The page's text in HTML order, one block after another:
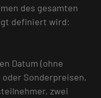
des gesamten
definiert wird:
Datum (ohne
Sonderpreisen,
zwei